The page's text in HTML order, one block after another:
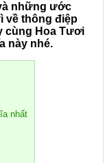
những ước
về thông điệp
cùng Hoa Tươi
này nhé.
nhất